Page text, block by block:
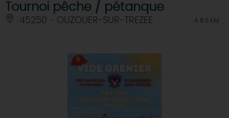
Tournoi pêche / pétanque
45250 - OUZOUER-SUR-TREZEE À 6.5 KM